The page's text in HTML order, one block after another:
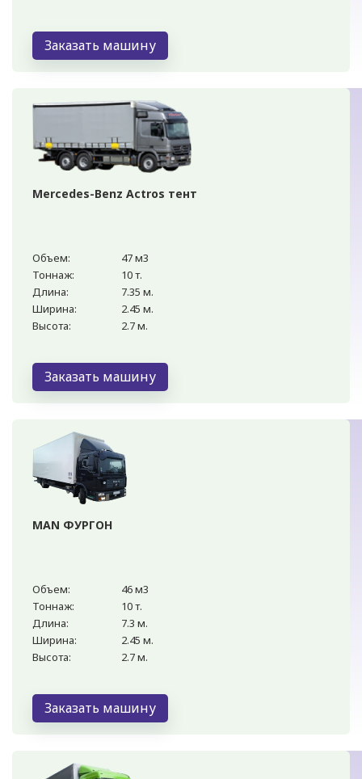
Заказать машину
Mercedes-Benz Actros тент
Объем:
47 м3
Тоннаж:
10 т.
Длина:
7.35 м.
Ширина:
2.45 м.
Высота:
2.7 м.
Заказать машину
MAN ФУРГОН
Объем:
46 м3
Тоннаж:
10 т.
Длина:
7.3 м.
Ширина:
2.45 м.
Высота:
2.7 м.
Заказать машину